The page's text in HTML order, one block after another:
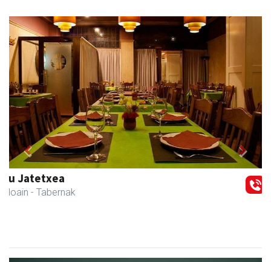
Adats ileapaindegi eta estetika
Andoain - Ile-apaindegiak
Previous Next